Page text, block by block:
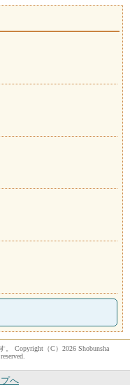
Copyright（C）2026 Shobunsha
へ